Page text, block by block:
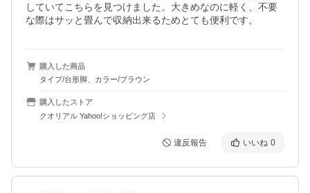
していてこちらを見つけました。大きめなのに軽く、不要
な際はサッと畳んで収納出来るためとても便利です。
購入した商品
タイプ/台形脚、カラー/ブラウン
購入したストア
クオリアル Yahoo!ショッピング店
違反報告 いいね 0